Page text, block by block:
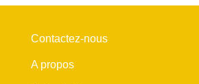
Contactez-nous
A propos